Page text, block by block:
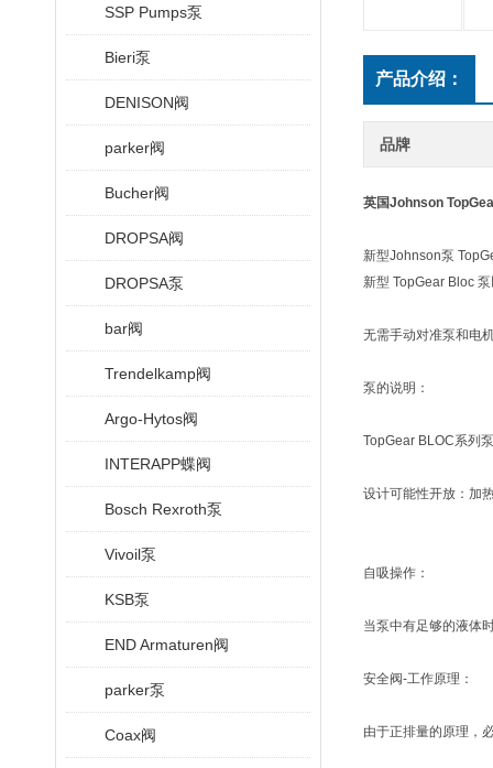
SSP Pumps泵
Bieri泵
DENISON阀
parker阀
Bucher阀
DROPSA阀
DROPSA泵
bar阀
Trendelkamp阀
Argo-Hytos阀
INTERAPP蝶阀
Bosch Rexroth泵
Vivoil泵
KSB泵
END Armaturen阀
parker泵
Coax阀
产品介绍：
品牌
英国Johnson
新型Johnson泵
新型 TopGear Bloc
无需手动对准泵和电
泵的说明：
TopGear BLOC系列
设计可能性开放：加
自吸操作：
当泵中有足够的液体
安全阀-工作原理：
由于正排量的原理，